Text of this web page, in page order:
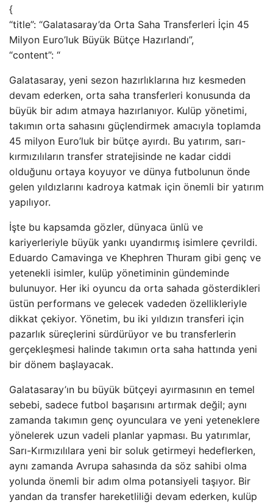
{
“title”: “Galatasaray’da Orta Saha Transferleri İçin 45
Milyon Euro’luk Büyük Bütçe Hazırlandı”,
“content”: “
Galatasaray, yeni sezon hazırlıklarına hız kesmeden
devam ederken, orta saha transferleri konusunda da
büyük bir adım atmaya hazırlanıyor. Kulüp yönetimi,
takımın orta sahasını güçlendirmek amacıyla toplamda
45 milyon Euro’luk bir bütçe ayırdı. Bu yatırım, sarı-
kırmızılıların transfer stratejisinde ne kadar ciddi
olduğunu ortaya koyuyor ve dünya futbolunun önde
gelen yıldızlarını kadroya katmak için önemli bir yatırım
yapılıyor.
İşte bu kapsamda gözler, dünyaca ünlü ve
kariyerleriyle büyük yankı uyandırmış isimlere çevrildi.
Eduardo Camavinga ve Khephren Thuram gibi genç ve
yetenekli isimler, kulüp yönetiminin gündeminde
bulunuyor. Her iki oyuncu da orta sahada gösterdikleri
üstün performans ve gelecek vadeden özellikleriyle
dikkat çekiyor. Yönetim, bu iki yıldızın transferi için
pazarlık süreçlerini sürdürüyor ve bu transferlerin
gerçekleşmesi halinde takımın orta saha hattında yeni
bir dönem başlayacak.
Galatasaray’ın bu büyük bütçeyi ayırmasının en temel
sebebi, sadece futbol başarısını artırmak değil; aynı
zamanda takımın genç oyunculara ve yeni yeteneklere
yönelerek uzun vadeli planlar yapması. Bu yatırımlar,
Sarı-Kırmızılılara yeni bir soluk getirmeyi hedeflerken,
aynı zamanda Avrupa sahasında da söz sahibi olma
yolunda önemli bir adım olma potansiyeli taşıyor. Bir
yandan da transfer hareketliliği devam ederken, kulüp